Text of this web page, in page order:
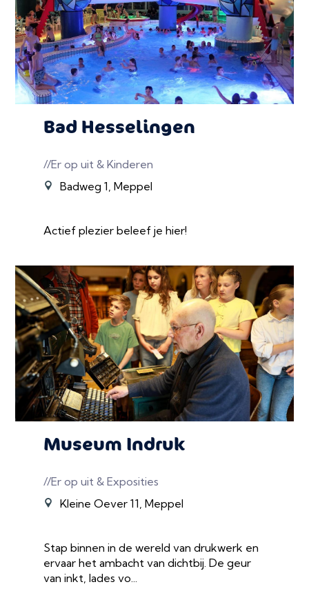
Bad Hesselingen
//Er op uit & Kinderen
Badweg 1, Meppel
Actief plezier beleef je hier!
Museum Indruk
//Er op uit & Exposities
Kleine Oever 11, Meppel
Stap binnen in de wereld van drukwerk en
ervaar het ambacht van dichtbij. De geur
van inkt, lades vo...